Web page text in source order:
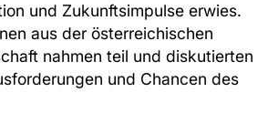
und Zukunftsimpulse erwies.
aus der österreichischen
nahmen teil und diskutierten
und Chancen des